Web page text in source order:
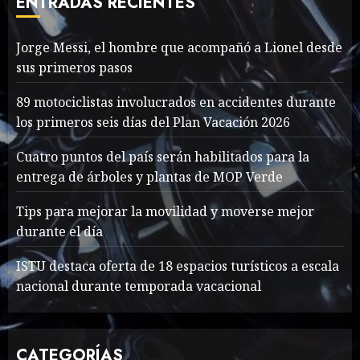
7
MAYO 14, 2024 1005
1
Jorge Messi, el hombre
que acompañó a Lionel
desde sus primeros pasos
AGOSTO 8, 2026 48
2
Searching for the
forgotten heroes of World
War Two
MAYO 14, 2024 862
Jorge Messi, el hombre que acompañó a Lionel desde
sus primeros pasos
89 motociclistas involucrados en accidentes durante
los primeros seis días del Plan Vacación 2026
Cuatro puntos del país serán habilitados para la
entrega de árboles y plantas de MOP Verde
Tips para mejorar la movilidad y moverse mejor
durante el día
ISTU destaca oferta de 18 espacios turísticos a escala
nacional durante temporada vacacional